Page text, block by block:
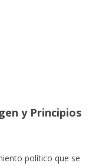
y Principios
político que se